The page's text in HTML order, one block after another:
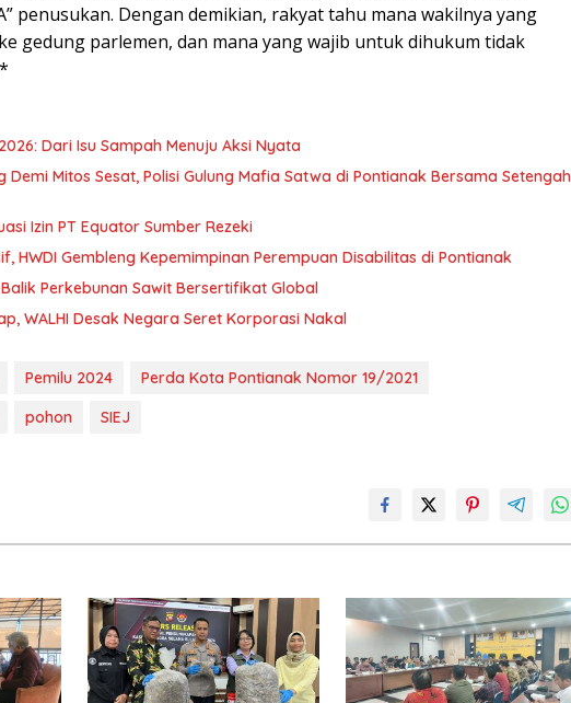
penusukan. Dengan demikian, rakyat tahu mana wakilnya yang
gedung parlemen, dan mana yang wajib untuk dihukum tidak
Dari Isu Sampah Menuju Aksi Nyata
Demi Mitos Sesat, Polisi Gulung Mafia Satwa di Pontianak Bersama Setengah
Izin PT Equator Sumber Rezeki
HWDI Gembleng Kepemimpinan Perempuan Disabilitas di Pontianak
Perkebunan Sawit Bersertifikat Global
WALHI Desak Negara Seret Korporasi Nakal
Pemilu 2024
Perda Kota Pontianak Nomor 19/2021
pohon SIEJ